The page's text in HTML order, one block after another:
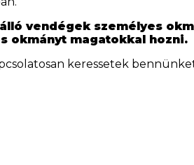
vendégek személyes
okmányt magatokkal hozni.
keressetek